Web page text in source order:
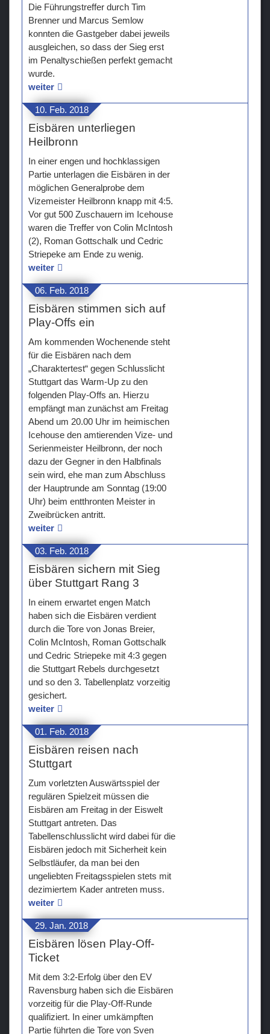
Die Führungstreffer durch Tim
Brenner und Marcus Semlow
konnten die Gastgeber dabei jeweils
ausgleichen, so dass der Sieg erst
im Penaltyschießen perfekt gemacht
wurde.
weiter
10. Feb. 2018
Eisbären unterliegen
Heilbronn
In einer engen und hochklassigen
Partie unterlagen die Eisbären in der
möglichen Generalprobe dem
Vizemeister Heilbronn knapp mit 4:5.
Vor gut 500 Zuschauern im Icehouse
waren die Treffer von Colin McIntosh
(2), Roman Gottschalk und Cedric
Striepeke am Ende zu wenig.
weiter
06. Feb. 2018
Eisbären stimmen sich auf
Play-Offs ein
Am kommenden Wochenende steht
für die Eisbären nach dem
„Charaktertest“ gegen Schlusslicht
Stuttgart das Warm-Up zu den
folgenden Play-Offs an. Hierzu
empfängt man zunächst am Freitag
Abend um 20.00 Uhr im heimischen
Icehouse den amtierenden Vize- und
Serienmeister Heilbronn, der noch
dazu der Gegner in den Halbfinals
sein wird, ehe man zum Abschluss
der Hauptrunde am Sonntag (19:00
Uhr) beim entthronten Meister in
Zweibrücken antritt.
weiter
03. Feb. 2018
Eisbären sichern mit Sieg
über Stuttgart Rang 3
In einem erwartet engen Match
haben sich die Eisbären verdient
durch die Tore von Jonas Breier,
Colin McIntosh, Roman Gottschalk
und Cedric Striepeke mit 4:3 gegen
die Stuttgart Rebels durchgesetzt
und so den 3. Tabellenplatz vorzeitig
gesichert.
weiter
01. Feb. 2018
Eisbären reisen nach
Stuttgart
Zum vorletzten Auswärtsspiel der
regulären Spielzeit müssen die
Eisbären am Freitag in der Eiswelt
Stuttgart antreten. Das
Tabellenschlusslicht wird dabei für die
Eisbären jedoch mit Sicherheit kein
Selbstläufer, da man bei den
ungeliebten Freitagsspielen stets mit
dezimiertem Kader antreten muss.
weiter
29. Jan. 2018
Eisbären lösen Play-Off-
Ticket
Mit dem 3:2-Erfolg über den EV
Ravensburg haben sich die Eisbären
vorzeitig für die Play-Off-Runde
qualifiziert. In einer umkämpften
Partie führten die Tore von Sven